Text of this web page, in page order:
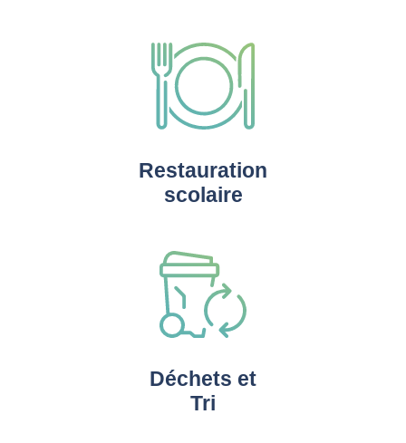
Restauration
scolaire
Déchets et
Tri